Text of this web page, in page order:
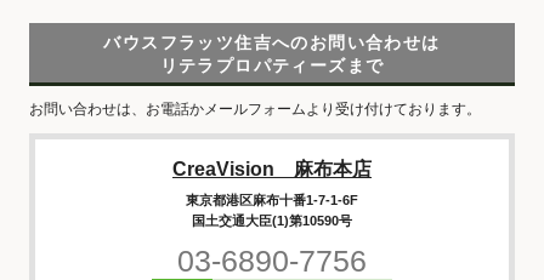
バウスフラッツ住吉へのお問い合わせは
リテラプロパティーズまで
お問い合わせは、お電話かメールフォームより受け付けております。
CreaVision 麻布本店
東京都港区麻布十番1-7-1-6F
国土交通大臣(1)第10590号
03-6890-7756